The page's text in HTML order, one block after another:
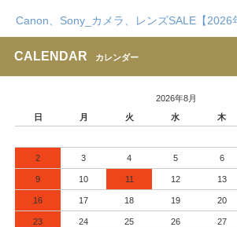
Canon、Sony_カメラ、レンズSALE【2026
CALENDAR カレンダー
2026年8月
日
月 火 水 木
2 3 4 5 6
9 10 11 12 13
16 17 18 19 20
23 24 25 26 27